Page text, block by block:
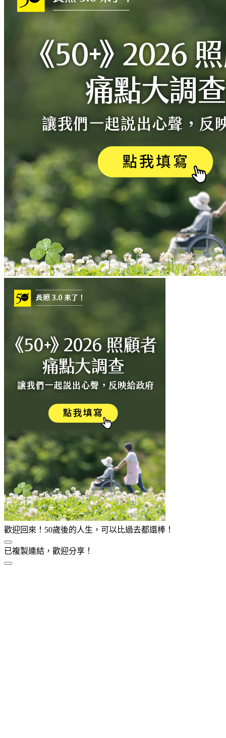
歡迎回來！50歲後的人生，可以比過去都還棒！
已複製連結，歡迎分享！